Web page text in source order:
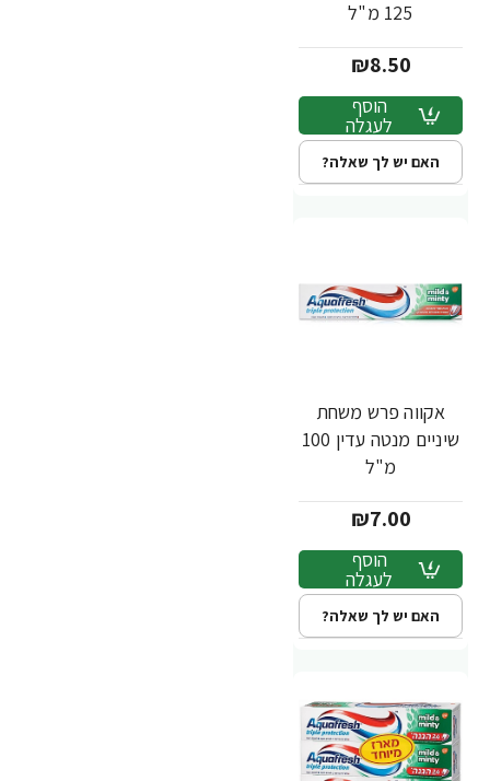
125 מ"ל
₪8.50
הוסף
לעגלה
האם יש לך שאלה?
אקווה פרש משחת
שיניים מנטה עדין 100
מ"ל
₪7.00
הוסף
לעגלה
האם יש לך שאלה?